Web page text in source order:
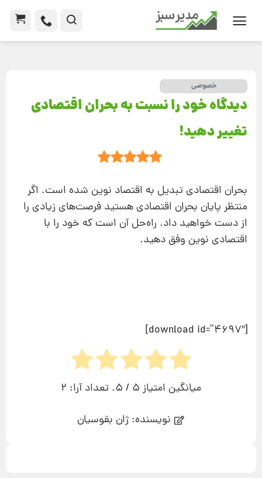
خصوصی
دیدگاه خود را نسبت به بحران اقتصادی
تغییر دهید!
بحران اقتصادی تبدیل به اقتصاد نوین شده است. اگر
منتظر پایان بحران اقتصادی هستید فرصت‌های زیادی را
از دست خواهید داد. راه‌حل آن است که خود را با
اقتصادی نوین وفق دهید.
[download id=”4697″]
میانگین امتیاز 5 / 5. تعداد آرا:
2
نویسنده: ژان بقوسیان